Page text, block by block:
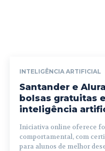
INTELIGÊNCIA ARTIFICIAL
Santander e
bolsas gratuitas
inteligência
Iniciativa online oferece
comportamental, com
para alunos de melhor